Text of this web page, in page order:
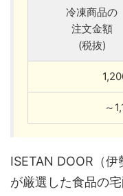
冷凍商品の
注文金額
(税抜)
～
ISETAN DOOR（
が厳選した食品の宅